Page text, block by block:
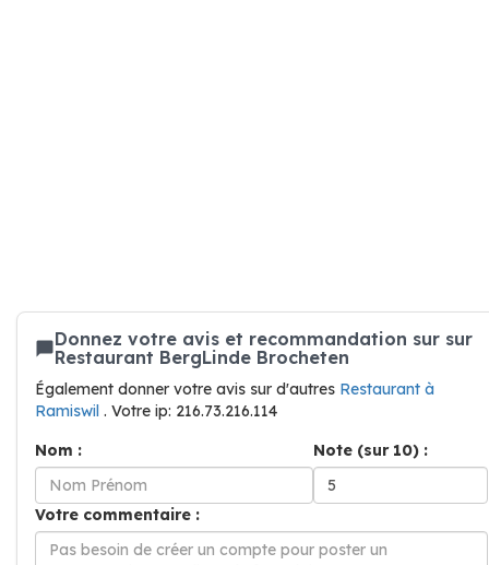
Donnez votre avis et recommandation sur sur
Restaurant BergLinde Brocheten
Également donner votre avis sur d'autres Restaurant à
Ramiswil . Votre ip: 216.73.216.114
Nom :
Note (sur 10) :
Votre commentaire :